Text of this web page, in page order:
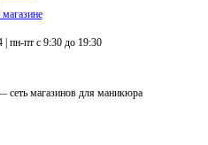
пн-пт с 9:30 до 19:30
магазинов для маникюра